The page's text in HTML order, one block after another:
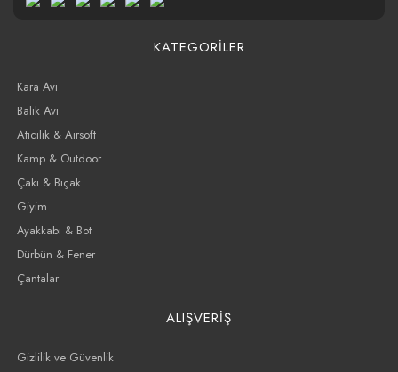
KATEGORİLER
Kara Avı
Balık Avı
Atıcılık & Airsoft
Kamp & Outdoor
Çakı & Bıçak
Giyim
Ayakkabı & Bot
Dürbün & Fener
Çantalar
ALIŞVERİŞ
Gizlilik ve Güvenlik